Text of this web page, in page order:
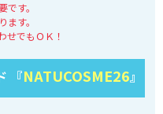
す。
す。
せでもＯＫ！
『NATUCOSME26』